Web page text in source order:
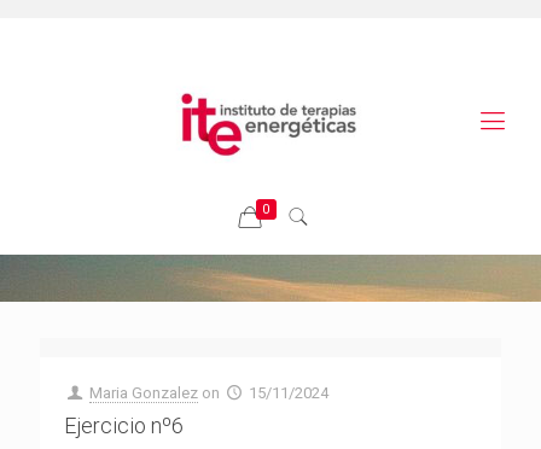
0
Maria Gonzalez on 15/11/2024
Ejercicio nº6